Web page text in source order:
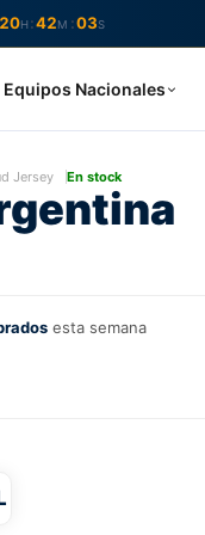
20H :42M :02S
Equipos Nacionales
Jersey En stock
esta semana